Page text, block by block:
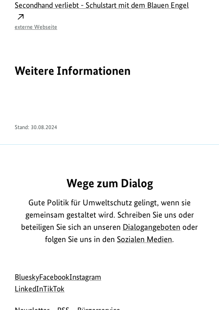
Secondhand verliebt - Schulstart mit dem Blauen Engel
externe Webseite
Weitere Informationen
Stand: 30.08.2024
Wege zum Dialog
Gute Politik für Umweltschutz gelingt, wenn sie
gemeinsam gestaltet wird. Schreiben Sie uns oder
beteiligen Sie sich an unseren Dialogangeboten oder
folgen Sie uns in den Sozialen Medien.
Social
Media
Blueskyzur
Bluesky-
Facebookzur
Instagram
LinkedInzur
zur
TikTok